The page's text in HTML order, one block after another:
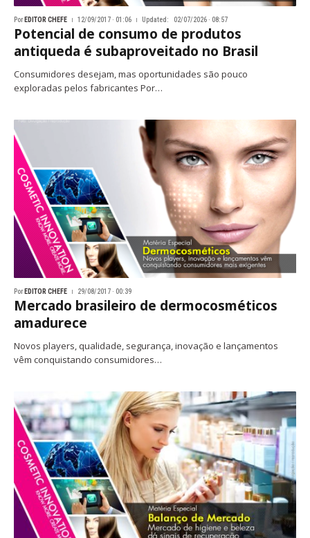
Por EDITOR CHEFE 12/09/2017 · 01:06 Updated: 02/07/2026 · 08:57
Potencial de consumo de produtos
antiqueda é subaproveitado no Brasil
Consumidores desejam, mas oportunidades são pouco
exploradas pelos fabricantes Por…
Por EDITOR CHEFE 29/08/2017 · 00:39
Mercado brasileiro de dermocosméticos
amadurece
Novos players, qualidade, segurança, inovação e lançamentos
vêm conquistando consumidores…